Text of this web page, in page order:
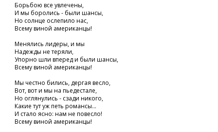
Борьбою все увлечены,
И мы боролись - были шансы,
Но солнце ослепило нас,
Всему виной американцы!
Менялись лидеры, и мы
Надежды не теряли,
Упорно шли вперед и были шансы,
Всему виной американцы!
Мы честно бились, дергая весло,
Вот, вот и мы на пьедестале,
Но оглянулись - сзади никого,
Какие тут уж петь романсы...
И стало ясно: нам не повесло!
Всему виной американцы!